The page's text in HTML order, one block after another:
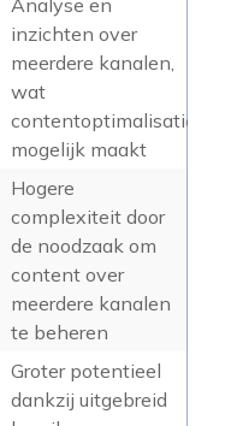
inzichten over
meerdere kanalen,
wat
contentoptimalisatie
mogelijk maakt
Hogere
complexiteit door
de noodzaak om
content over
meerdere kanalen
te beheren
Groter potentieel
dankzij uitgebreid